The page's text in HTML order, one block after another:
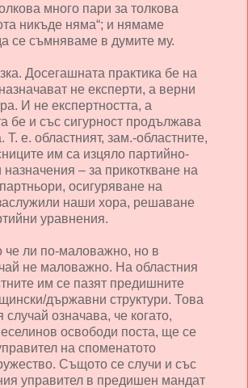
много пари за толкова
никъде няма“; и нямаме
се съмняваме в думите му.
Досегашната практика бе на
не експерти, а верни
И не експертността, а
бе и със сигурност продължава
е. областният, зам.-областните,
им са изцяло партийно-
назначения – за прикоткване на
осигуряване на
наши хора, решаване
уравнения.
че ли по-маловажно, но в
не маловажно. На областния
им се пазят предишните
държавни структури. Това
случай означава, че когато,
освободи поста, ще се
на споменатото
Същото се случи и със
управител в предишен мандат